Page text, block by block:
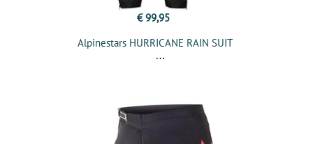
€ 99,95
Alpinestars HURRICANE RAIN SUIT